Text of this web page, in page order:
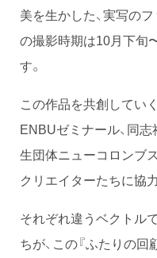
美を生かした、実写の
の撮影時期は10月下旬
す。
この作品を共創してい
ENBUゼミナール、同
生団体ニューコロンブ
クリエイターたちに協
それぞれ違うベクトル
ちが、この『ふたりの